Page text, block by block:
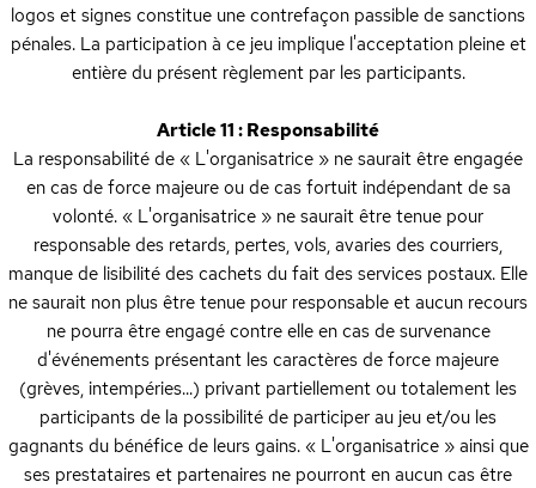
logos et signes constitue une contrefaçon passible de sanctions
pénales. La participation à ce jeu implique l'acceptation pleine et
entière du présent règlement par les participants.
Article 11 : Responsabilité
La responsabilité de « L'organisatrice » ne saurait être engagée
en cas de force majeure ou de cas fortuit indépendant de sa
volonté. « L'organisatrice » ne saurait être tenue pour
responsable des retards, pertes, vols, avaries des courriers,
manque de lisibilité des cachets du fait des services postaux. Elle
ne saurait non plus être tenue pour responsable et aucun recours
ne pourra être engagé contre elle en cas de survenance
d'événements présentant les caractères de force majeure
(grèves, intempéries...) privant partiellement ou totalement les
participants de la possibilité de participer au jeu et/ou les
gagnants du bénéfice de leurs gains. « L'organisatrice » ainsi que
ses prestataires et partenaires ne pourront en aucun cas être